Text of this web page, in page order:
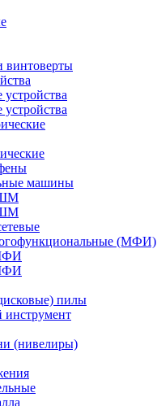
машины
(МФИ)
пилы
инструмент
(нивелиры)